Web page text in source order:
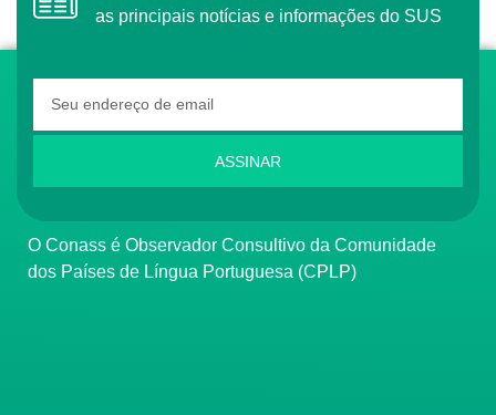
as principais notícias e informações do SUS
ASSINAR
O Conass é Observador Consultivo da Comunidade
dos Países de Língua Portuguesa (CPLP)